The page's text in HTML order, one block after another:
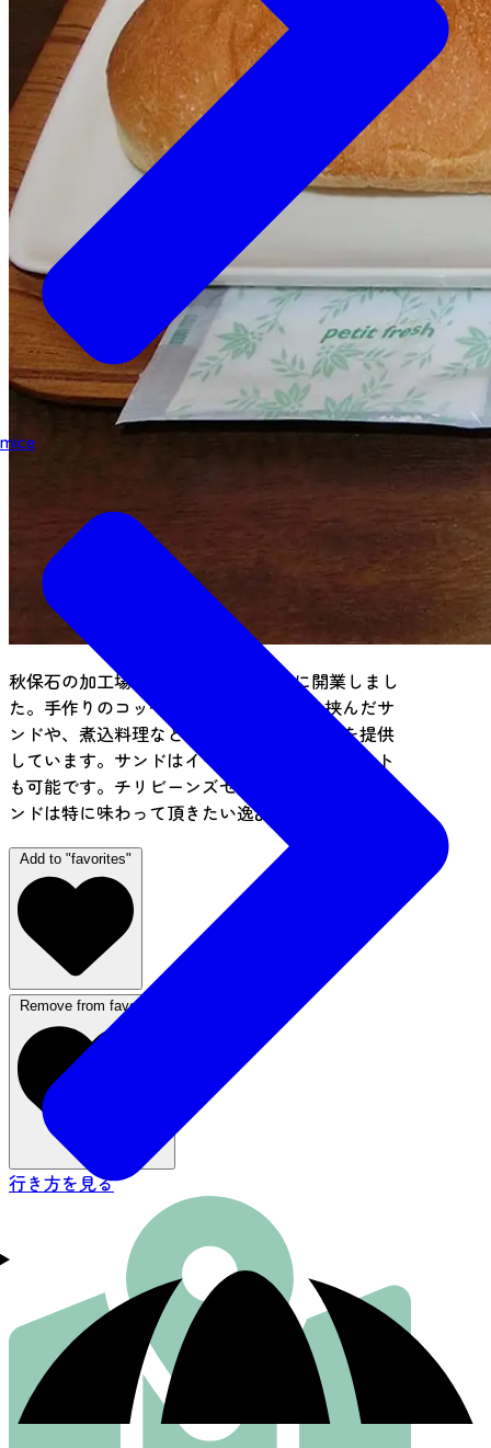
mice
秋保石の加工場を改装して2017年1月に開業しまし
た。手作りのコッペパンに手作り具材を挟んだサ
ンドや、煮込料理などとのセットメニューを提供
しています。サンドはイートインもテイクアウト
も可能です。チリビーンズセットや果実ジャムサ
ンドは特に味わって頂きたい逸品です。
Add to "favorites"
Remove from favorites
行き方を見る